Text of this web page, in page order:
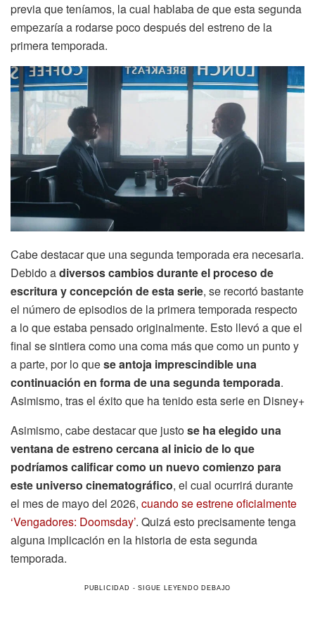
previa que teníamos, la cual hablaba de que esta segunda
empezaría a rodarse poco después del estreno de la
primera temporada.
Cabe destacar que una segunda temporada era necesaria.
Debido adiversos cambios durante el proceso de
escritura y concepción de esta serie, se recortó bastante
el número de episodios de la primera temporada respecto
a lo que estaba pensado originalmente. Esto llevó a que el
final se sintiera como una coma más que como un punto y
a parte, por lo quese antoja imprescindible una
continuación en forma de una segunda temporada.
Asimismo, tras el éxito que ha tenido esta serie en Disney+
Asimismo, cabe destacar que justose ha elegido una
ventana de estreno cercana al inicio de lo que
podríamos calificar como un nuevo comienzo para
este universo cinematográfico, el cual ocurrirá durante
el mes de mayo del 2026, cuando se estrene oficialmente
‘Vengadores: Doomsday’. Quizá esto precisamente tenga
alguna implicación en la historia de esta segunda
temporada.